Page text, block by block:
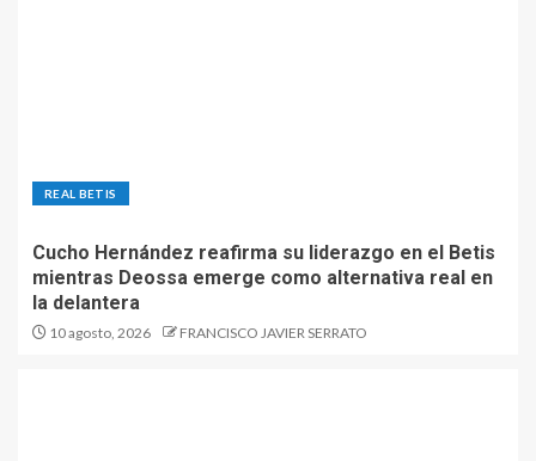
REAL BETIS
Cucho Hernández reafirma su liderazgo en el Betis
mientras Deossa emerge como alternativa real en
la delantera
10 agosto, 2026 FRANCISCO JAVIER SERRATO